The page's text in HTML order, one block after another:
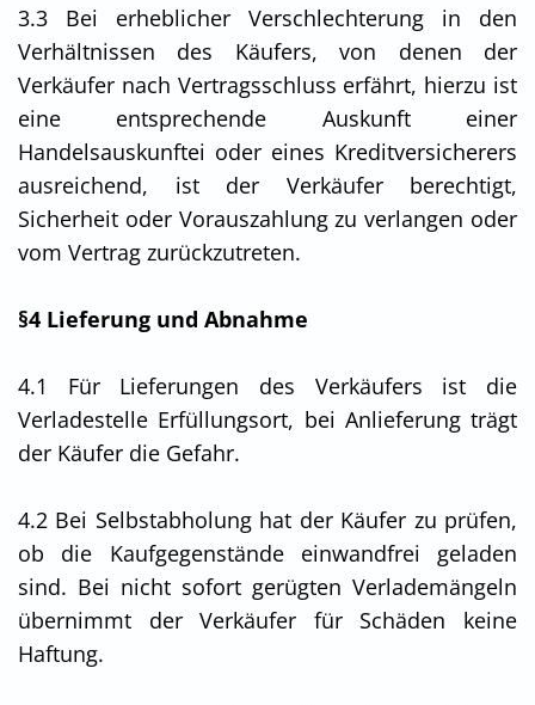
3.3 Bei erheblicher Verschlechterung in den
Verhältnissen des Käufers, von denen der
Verkäufer nach Vertragsschluss erfährt, hierzu ist
eine entsprechende Auskunft einer
Handelsauskunftei oder eines Kreditversicherers
ausreichend, ist der Verkäufer berechtigt,
Sicherheit oder Vorauszahlung zu verlangen oder
vom Vertrag zurückzutreten.
§4 Lieferung und Abnahme
4.1 Für Lieferungen des Verkäufers ist die
Verladestelle Erfüllungsort, bei Anlieferung trägt
der Käufer die Gefahr.
4.2 Bei Selbstabholung hat der Käufer zu prüfen,
ob die Kaufgegenstände einwandfrei geladen
sind. Bei nicht sofort gerügten Verlademängeln
übernimmt der Verkäufer für Schäden keine
Haftung.